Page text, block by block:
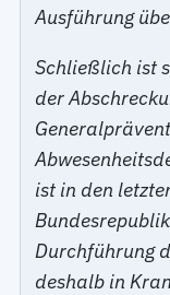
Ausführung
Schließlich ist
der
ist in den
Durchführung
deshalb in